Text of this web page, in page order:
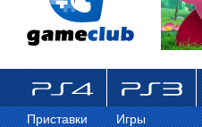
ps4
Приставки
PS3
Игры